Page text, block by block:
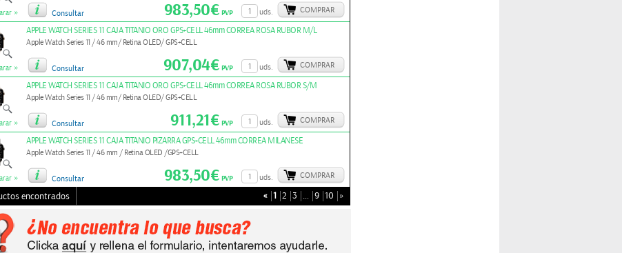
» Consultar uds. COMPRAR
983,50€PVP
»
APPLE WATCH SERIES 11 CAJA TITANIO ORO GPS+CELL 46mm CORREA ROSA RUBOR M/L
Apple Watch Series 11 / 46 mm/ Retina OLED/ GPS+CELL
Consultar uds. COMPRAR
907,04€PVP
»
APPLE WATCH SERIES 11 CAJA TITANIO ORO GPS+CELL 46mm CORREA ROSA RUBOR S/M
Apple Watch Series 11 / 46 mm/ Retina OLED/ GPS+CELL
Consultar uds. COMPRAR
911,21€PVP
»
APPLE WATCH SERIES 11 CAJA TITANIO PIZARRA GPS+CELL 46mm CORREA MILANESE
Apple Watch Series 11 / 46 mm / Retina OLED /GPS+CELL
Consultar uds. COMPRAR
983,50€PVP
encontrados « 1 2 3 … 9 10 »